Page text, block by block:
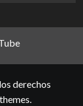
derechos